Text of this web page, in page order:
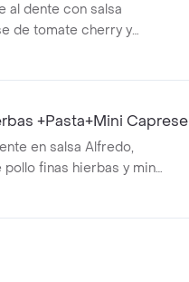
al dente con salsa
de tomate cherry y
de albóndigas de
+Pasta+Mini Caprese
en salsa Alfredo,
pollo finas hierbas y mini
tomate cherry y